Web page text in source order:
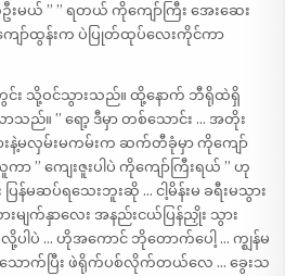
းမယ် ” ” ရတယ် ကိုကျော်ကြီး အေးဆေး
ော်ထွန်းက ပဲပြုတ်ထုပ်လေးကိုင်ကာ
င်း သို့ဝင်သွားသည်။ ထို့နောက် ဘီရိုထဲရှိ
။ ” ရော့ ဒီမှာ တစ်သောင်း … အတိုး
နဲ့မလှမ်းမကမ်းက ဆက်တီခုံမှာ ကိုကျော်
ကျေးဇူးပါပဲ ကိုကျော်ကြီးရယ် ” ဟု
ြန်မဆပ်ရသေးဘူးဆို … ငါ့မိန်းမ ခရီးမသွား
းမျက်နှာလေး အနည်းငယ်ပြန်ညှိုး သွား
ါပဲ … ဟိုအကောင် ဘိုတောက်ပေါ့ … က္ဈန်မ
သောက်ပြီး ဖဲရိုက်ပစ်လိုက်တယ်လေ … ခွေးသ